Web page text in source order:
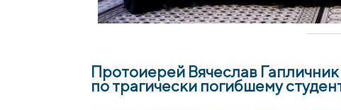
Протоиерей Вячеслав
по трагически погибшему